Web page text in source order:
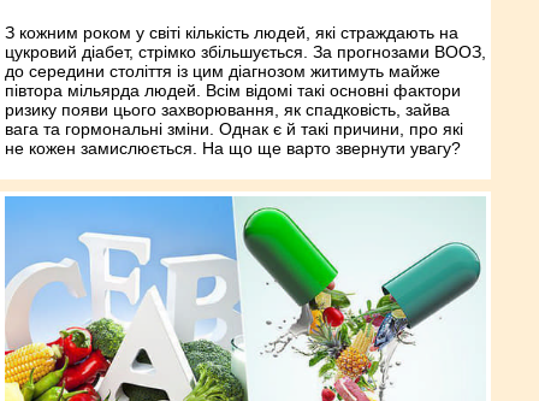
З кожним роком у світі кількість людей, які страждають на
цукровий діабет, стрімко збільшується. За прогнозами ВООЗ,
до середини століття із цим діагнозом житимуть майже
півтора мільярда людей. Всім відомі такі основні фактори
ризику появи цього захворювання, як спадковість, зайва
вага та гормональні зміни. Однак є й такі причини, про які
не кожен замислюється. На що ще варто звернути увагу?